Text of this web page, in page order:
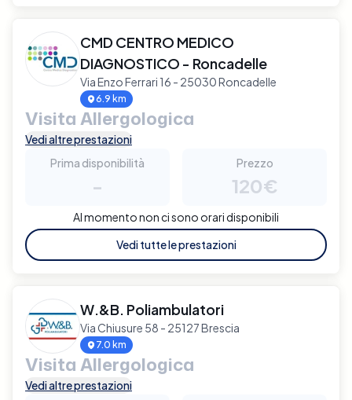
CMD CENTRO MEDICO
DIAGNOSTICO - Roncadelle
Via Enzo Ferrari 16 - 25030 Roncadelle
6.9 km
Visita Allergologica
Vedi altre prestazioni
Prima disponibilità
-
Prezzo
120€
Al momento non ci sono orari disponibili
Vedi tutte le prestazioni
W.&B. Poliambulatori
Via Chiusure 58 - 25127 Brescia
7.0 km
Visita Allergologica
Vedi altre prestazioni